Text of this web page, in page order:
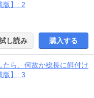
版】: 2
し読み 購入する
たら、何故か総長に餌付け
版】: 3